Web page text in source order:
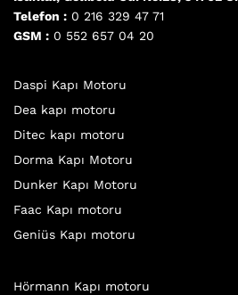
Telefon : 0 216 329 47 71
GSM : 0 552 657 04 20
Daspi Kapı Motoru
Dea kapı motoru
Ditec kapı motoru
Dorma Kapı Motoru
Dunker Kapı Motoru
Faac Kapı motoru
Geniüs Kapı motoru
Hörmann Kapı motoru